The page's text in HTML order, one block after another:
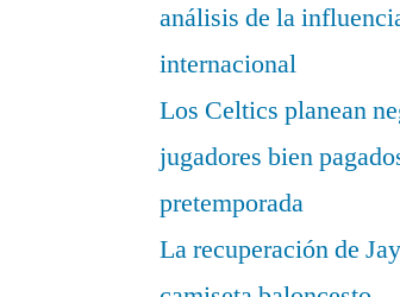
análisis de la
internacional
Los Celtics planean
jugadores bien
pretemporada
La recuperación de